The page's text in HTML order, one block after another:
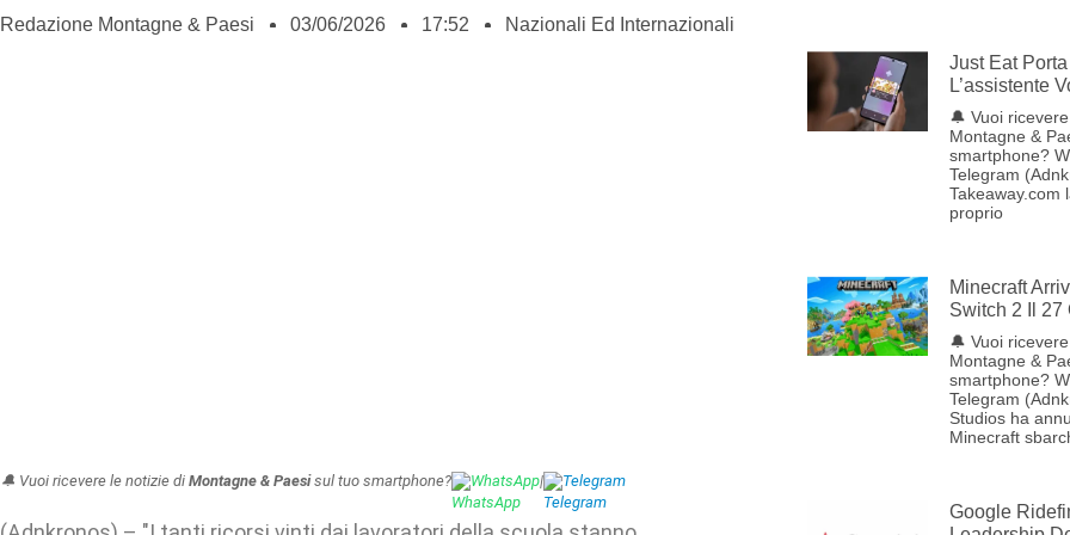
Redazione Montagne & Paesi 03/06/2026 17:52 Nazionali Ed Internazionali
🔔 Vuoi ricevere le notizie di Montagne & Paesisul tuo smartphone? WhatsApp| Telegram
Just Eat
L’assistente
🔔 Vuoi
Montagne &
smartphone?
Telegram
Takeaway.com
proprio
Minecraft
Switch 2 Il 27
🔔 Vuoi
Montagne &
smartphone?
Telegram
Studios ha
Minecraft
Google